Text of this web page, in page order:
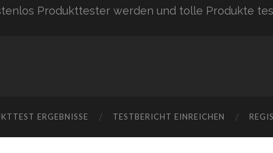
Produkttester werden und tolle Produkte
ERGEBNISSE TESTBERICHT EINREICHEN